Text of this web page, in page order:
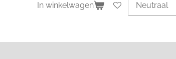
In winkelwagen